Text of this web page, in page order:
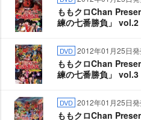
ももクロChan
練の七番勝負」 vol.2
DVD 2012年01月25日
ももクロChan
練の七番勝負」 vol.3
DVD 2012年01月25日
ももクロChan